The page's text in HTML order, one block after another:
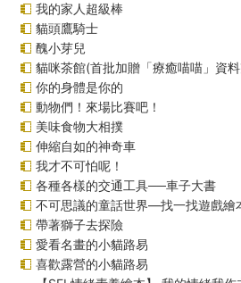
我的家人超級棒
貓頭鷹騎士
醜小芽兒
貓咪茶館(首批加贈「療癒喵喵」資
你的身體是你的
動物們！來場比賽吧！
美味食物大相撲
伸縮自如的神奇車
我才不可怕呢！
各種各樣的交通工具──車子大書
不可思議的童話世界—找一找遊戲繪
帶著獅子去探險
愛看名畫的小貓路易
喜歡露營的小貓路易